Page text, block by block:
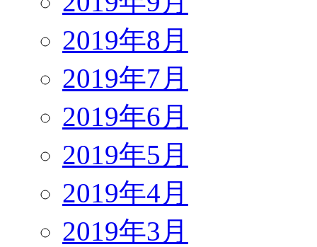
2019年8月
2019年7月
2019年6月
2019年5月
2019年4月
2019年3月